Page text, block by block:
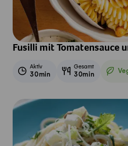
Fusilli mit Tomatensauce
Aktiv
30min
Gesamt
30min